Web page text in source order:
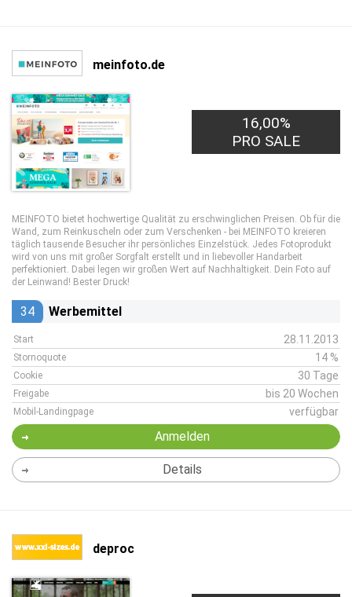
meinfoto.de
16,00%
PRO SALE
MEINFOTO bietet hochwertige Qualität zu erschwinglichen Preisen. Ob für die
Wand, zum Reinkuscheln oder zum Verschenken - bei MEINFOTO kreieren
täglich tausende Besucher ihr persönliches Einzelstück. Jedes Fotoprodukt
wird von uns mit großer Sorgfalt erstellt und in liebevoller Handarbeit
perfektioniert. Dabei legen wir großen Wert auf Nachhaltigkeit. Dein Foto auf
der Leinwand! Bester Druck!
34 Werbemittel
Start 28.11.2013
Stornoquote 14 %
Cookie 30 Tage
Freigabe bis 20 Wochen
Mobil-Landingpage verfügbar
Anmelden
Details
deproc